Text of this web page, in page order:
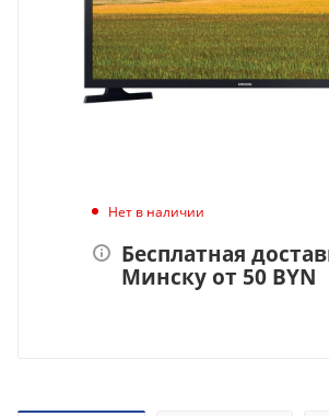
Нет в наличии
Бесплатная
Минску от 50 BYN